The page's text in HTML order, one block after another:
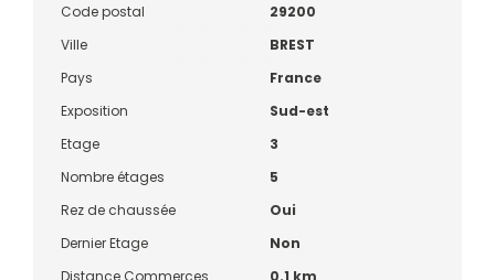
Code postal
29200
Ville
BREST
Pays
France
Exposition
Sud-est
Etage
3
Nombre étages
5
Rez de chaussée
Oui
Dernier Etage
Non
Distance Commerces
0.1 km